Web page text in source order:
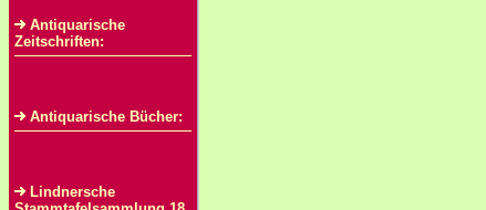
Antiquarische
Zeitschriften:
Antiquarische Bücher:
Lindnersche